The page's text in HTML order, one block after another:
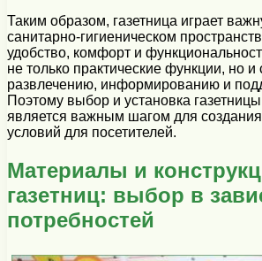
Таким образом, газетница играет
санитарно-гигиеническом
удобство, комфорт и
не только практические функции, но и
развлечению, информированию и
Поэтому выбор и установка
является важным шагом для
условий для посетителей.
Материалы и
газетниц: выбор в
потребностей